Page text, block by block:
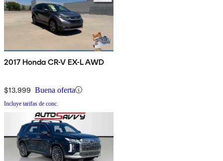
2017 Honda CR-V EX-L AWD
$13,999 Buena oferta
Incluye tarifas de conc.